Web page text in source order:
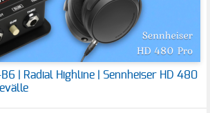
| Radial Highline | Sennheiser HD 480